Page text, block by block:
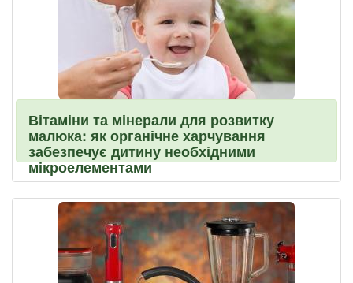
Вітаміни та мінерали для розвитку
малюка: як органічне харчування
забезпечує дитину необхідними
мікроелементами